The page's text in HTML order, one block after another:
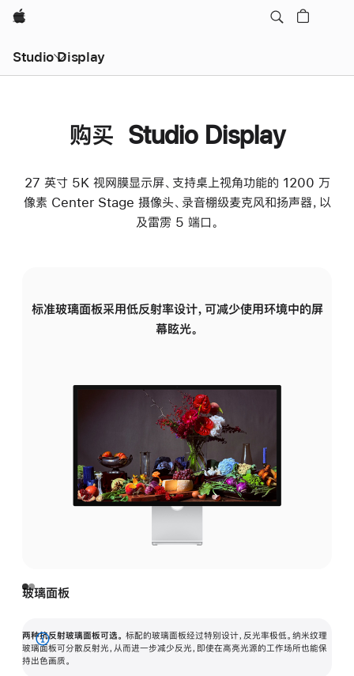
Apple
Studio Display
购买 Studio Display
27 英寸 5K 视网膜显示屏、支持桌上视角功能的 1200 万
像素 Center Stage 摄像头、录音棚级麦克风和扬声器，以
及雷雳 5 端口。
标准玻璃面板采用低反射率设计，可减少使用环境中的屏
幕眩光。
玻璃面板
两种抗反射玻璃面板可选。 标配的玻璃面板经过特别设计，反光率极低。纳米纹理
玻璃面板可分散反射光，从而进一步减少反光，即使在高亮光源的工作场所也能保
持出色画质。
展
开